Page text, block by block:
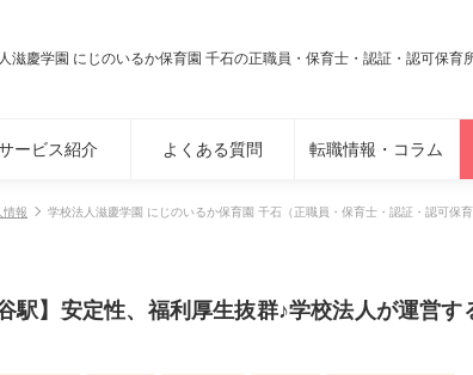
滋慶学園 にじのいるか保育園 千石の正職員・保育士・認証・認可保育
ービス紹介 よくある質問 転職情報・コラム
情報 学校法人滋慶学園 にじのいるか保育園 千石（正職員・保育士・認証・認可保
駅】安定性、福利厚生抜群♪学校法人が運営す